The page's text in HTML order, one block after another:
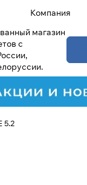
Компания
магазин
с
5.2